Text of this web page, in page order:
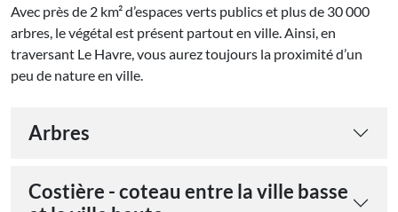
Avec près de 2 km² d’espaces verts publics et plus de 30 000
arbres, le végétal est présent partout en ville. Ainsi, en
traversant Le Havre, vous aurez toujours la proximité d’un
peu de nature en ville.
Arbres
Costière - coteau entre la ville basse